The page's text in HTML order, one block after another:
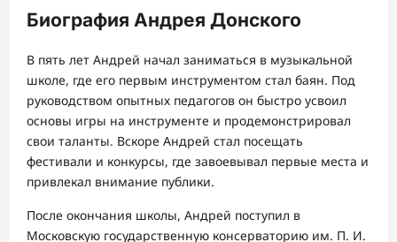
Биография Андрея Донского
В пять лет Андрей начал заниматься в музыкальной
школе, где его первым инструментом стал баян. Под
руководством опытных педагогов он быстро усвоил
основы игры на инструменте и продемонстрировал
свои таланты. Вскоре Андрей стал посещать
фестивали и конкурсы, где завоевывал первые места и
привлекал внимание публики.
После окончания школы, Андрей поступил в
Московскую государственную консерваторию им. П. И.